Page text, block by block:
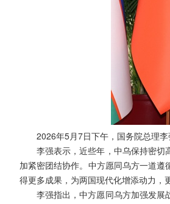
2026年5月7日下午，国务院总理
李强表示，近些年，中乌保持密
加紧密团结协作。中方愿同乌方一道
得更多成果，为两国现代化增添动力，
李强指出，中方愿同乌方加强发